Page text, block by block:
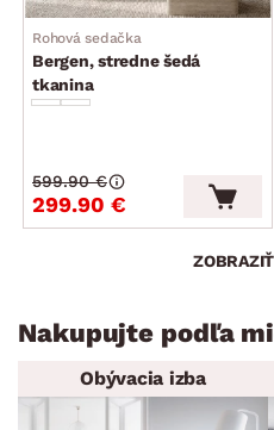
Rohová sedačka
Bergen, stredne šedá
tkanina
299.90 €
599.90 €
Nakupujte podľa
Obývacia izba